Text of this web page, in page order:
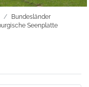
Bundesländer
Seenplatte